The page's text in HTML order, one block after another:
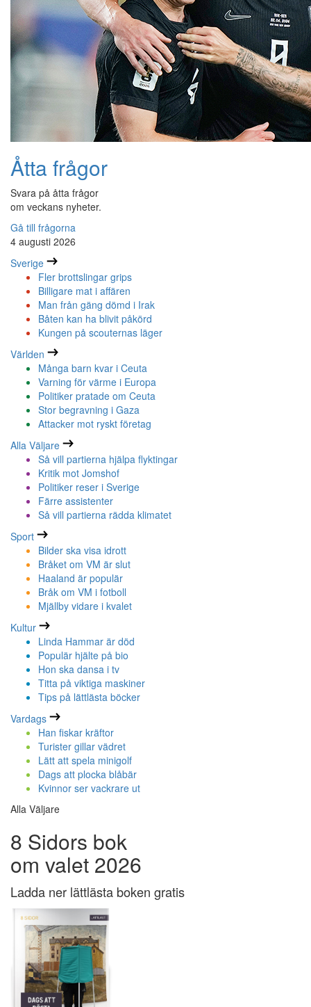
Åtta frågor
Svara på åtta frågor
om veckans nyheter.
Gå till frågorna
4 augusti 2026
Sverige
Fler brottslingar grips
Billigare mat i affären
Man från gäng dömd i Irak
Båten kan ha blivit påkörd
Kungen på scouternas läger
Världen
Många barn kvar i Ceuta
Varning för värme i Europa
Politiker pratade om Ceuta
Stor begravning i Gaza
Attacker mot ryskt företag
Alla Väljare
Så vill partierna hjälpa flyktingar
Kritik mot Jomshof
Politiker reser i Sverige
Färre assistenter
Så vill partierna rädda klimatet
Sport
Bilder ska visa idrott
Bråket om VM är slut
Haaland är populär
Bråk om VM i fotboll
Mjällby vidare i kvalet
Kultur
Linda Hammar är död
Populär hjälte på bio
Hon ska dansa i tv
Titta på viktiga maskiner
Tips på lättlästa böcker
Vardags
Han fiskar kräftor
Turister gillar vädret
Lätt att spela minigolf
Dags att plocka blåbär
Kvinnor ser vackrare ut
Alla Väljare
8 Sidors bok
om valet 2026
Ladda ner lättlästa boken gratis